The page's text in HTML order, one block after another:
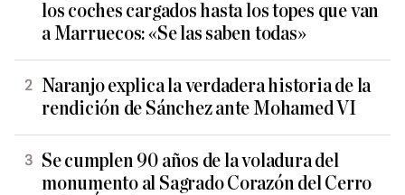
los coches cargados hasta los topes que van
a Marruecos: «Se las saben todas»
Naranjo explica la verdadera historia de la
rendición de Sánchez ante Mohamed VI
Se cumplen 90 años de la voladura del
monumento al Sagrado Corazón del Cerro